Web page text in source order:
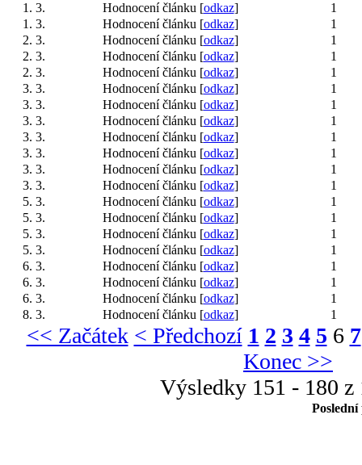
1. 3.
Hodnocení článku [odkaz]
1
1. 3.
Hodnocení článku [odkaz]
1
2. 3.
Hodnocení článku [odkaz]
1
2. 3.
Hodnocení článku [odkaz]
1
2. 3.
Hodnocení článku [odkaz]
1
3. 3.
Hodnocení článku [odkaz]
1
3. 3.
Hodnocení článku [odkaz]
1
3. 3.
Hodnocení článku [odkaz]
1
3. 3.
Hodnocení článku [odkaz]
1
3. 3.
Hodnocení článku [odkaz]
1
3. 3.
Hodnocení článku [odkaz]
1
3. 3.
Hodnocení článku [odkaz]
1
5. 3.
Hodnocení článku [odkaz]
1
5. 3.
Hodnocení článku [odkaz]
1
5. 3.
Hodnocení článku [odkaz]
1
5. 3.
Hodnocení článku [odkaz]
1
6. 3.
Hodnocení článku [odkaz]
1
6. 3.
Hodnocení článku [odkaz]
1
6. 3.
Hodnocení článku [odkaz]
1
8. 3.
Hodnocení článku [odkaz] 1
<< Začátek < Předchozí 1 2 3 4 5 6 7
Konec >>
Výsledky 151 - 180 z